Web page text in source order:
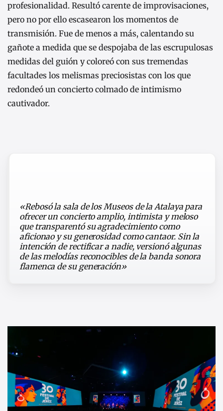
profesionalidad. Resultó carente de improvisaciones,
pero no por ello escasearon los momentos de
transmisión. Fue de menos a más, calentando su
gañote a medida que se despojaba de las escrupulosas
medidas del guión y coloreó con sus tremendas
facultades los melismas preciosistas con los que
redondeó un concierto colmado de intimismo
cautivador.
«Rebosó la sala de los Museos de la Atalaya para
ofrecer un concierto amplio, intimista y meloso
que transparentó su agradecimiento como
aficionao y su generosidad como cantaor. Sin la
intención de rectificar a nadie, versionó algunas
de las melodías reconocibles de la banda sonora
flamenca de su generación»